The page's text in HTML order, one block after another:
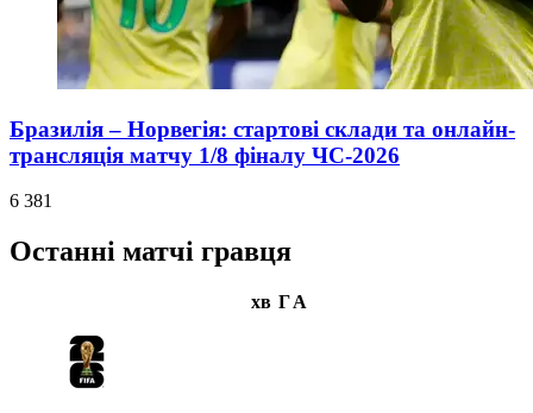
Бразилія – Норвегія: стартові склади та онлайн-
трансляція матчу 1/8 фіналу ЧС-2026
6 381
Останні матчі гравця
хв ГА